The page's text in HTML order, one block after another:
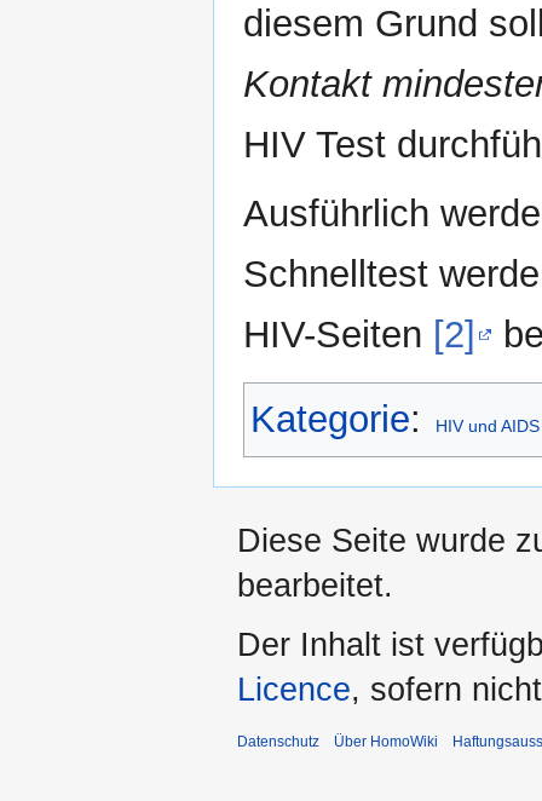
diesem Grund
Kontakt
HIV Test
Ausführlich
Schnelltest
HIV-Seiten [2]
Kategorie: HIV und AIDS
Diese Seite wurde
bearbeitet.
Der Inhalt ist
Licence, sofern
Datenschutz Über HomoWiki